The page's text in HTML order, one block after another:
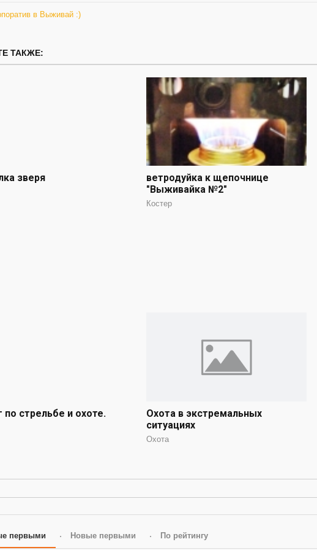
в Выживай :)
ТАКЖЕ:
зверя
ветродуйка к щепочнице
"Выживайка №2"
Костер
по стрельбе и охоте.
Охота в экстремальных
ситуациях
Охота
первыми Новые первыми По рейтингу